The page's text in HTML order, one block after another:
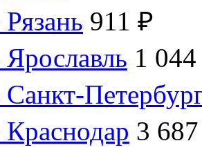
911 ₽
1
3